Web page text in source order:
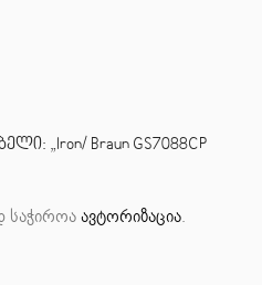
„Iron/ Braun GS7088CP
საჭიროაავტორიზაცია.